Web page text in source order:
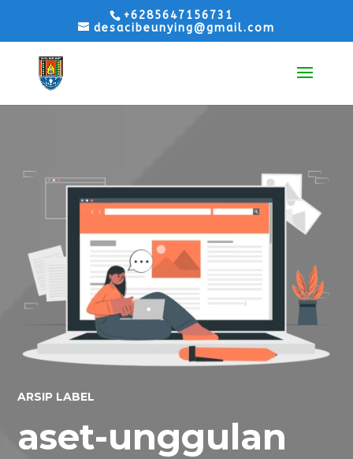
+6285647156731
desacibeunying@gmail.com
ARSIP LABEL
aset-unggulan